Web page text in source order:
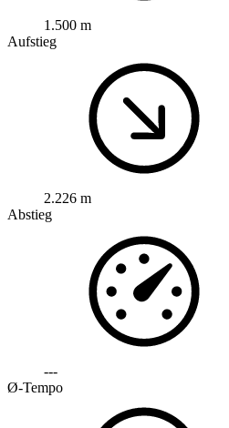
1.500 m
Aufstieg
2.226 m
Abstieg
---
Ø-Tempo